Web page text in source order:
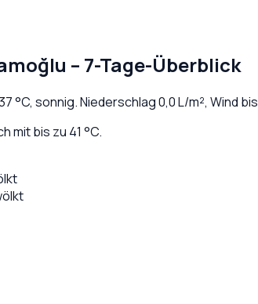
– 7-Tage-Überblick
°C, sonnig. Niederschlag0,0L/m², Wind bis
mit bis zu 41 °C.